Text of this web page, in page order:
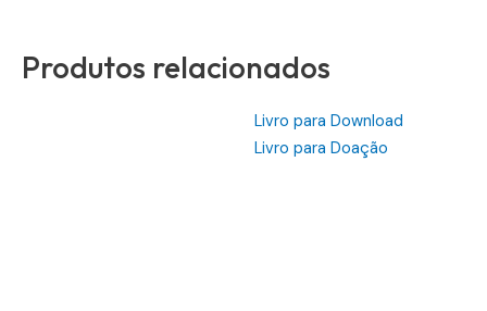
Produtos relacionados
Livro para Download
Livro para Doação